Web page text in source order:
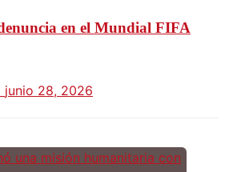
en el Mundial FIFA
junio 28, 2026